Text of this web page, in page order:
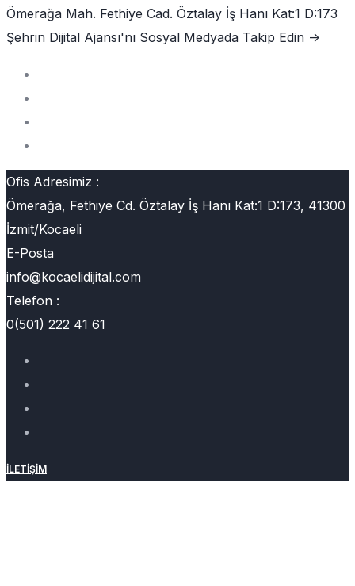
Ömerağa Mah. Fethiye Cad. Öztalay İş Hanı Kat:1 D:173
Şehrin Dijital Ajansı'nı Sosyal Medyada Takip Edin ->
Ofis Adresimiz :
Ömerağa, Fethiye Cd. Öztalay İş Hanı Kat:1 D:173, 41300
İzmit/Kocaeli
E-Posta
info@kocaelidijital.com
Telefon :
0(501) 222 41 61
İLETIŞIM